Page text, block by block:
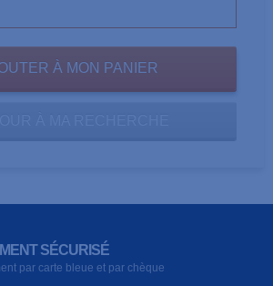
SÉCURISÉ
par carte bleue et par chèque